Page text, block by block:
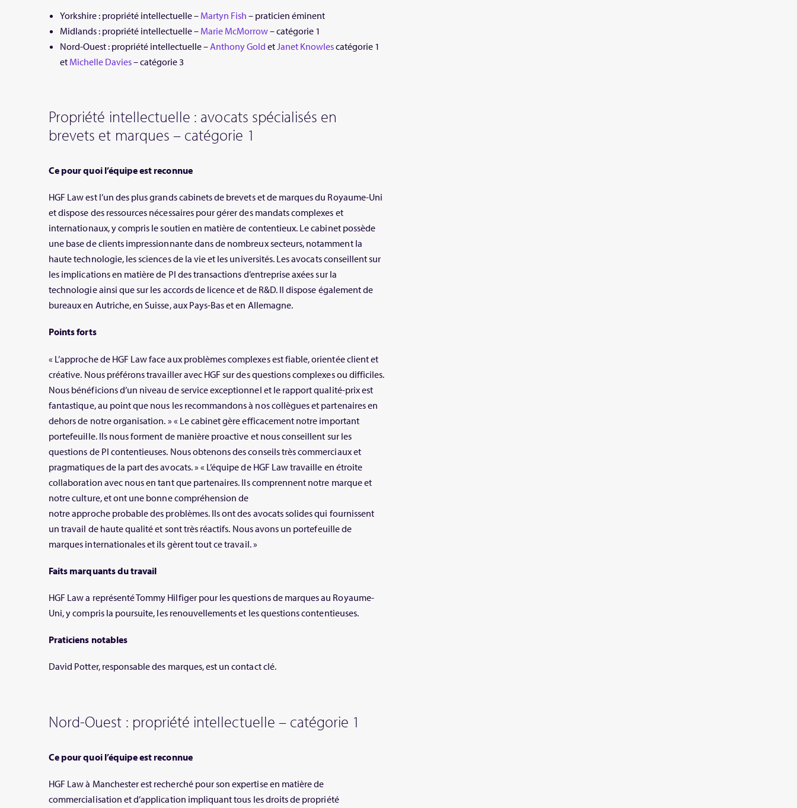
Yorkshire : propriété intellectuelle – Martyn Fish – praticien éminent
Midlands : propriété intellectuelle – Marie McMorrow– catégorie 1
Nord-Ouest : propriété intellectuelle – Anthony Gold et Janet Knowlescatégorie 1
et Michelle Davies– catégorie 3
Propriété intellectuelle : avocats spécialisés en
brevets et marques – catégorie 1
Ce pour quoi l’équipe est reconnue
HGF Law est l’un des plus grands cabinets de brevets et de marques du Royaume-Uni
et dispose des ressources nécessaires pour gérer des mandats complexes et
internationaux, y compris le soutien en matière de contentieux. Le cabinet possède
une base de clients impressionnante dans de nombreux secteurs, notamment la
haute technologie, les sciences de la vie et les universités. Les avocats conseillent sur
les implications en matière de PI des transactions d’entreprise axées sur la
technologie ainsi que sur les accords de licence et de R&D. Il dispose également de
bureaux en Autriche, en Suisse, aux Pays-Bas et en Allemagne.
Points forts
« L’approche de HGF Law face aux problèmes complexes est fiable, orientée client et
créative. Nous préférons travailler avec HGF sur des questions complexes ou difficiles.
Nous bénéficions d’un niveau de service exceptionnel et le rapport qualité-prix est
fantastique, au point que nous les recommandons à nos collègues et partenaires en
dehors de notre organisation. » « Le cabinet gère efficacement notre important
portefeuille. Ils nous forment de manière proactive et nous conseillent sur les
questions de PI contentieuses. Nous obtenons des conseils très commerciaux et
pragmatiques de la part des avocats. » « L’équipe de HGF Law travaille en étroite
collaboration avec nous en tant que partenaires. Ils comprennent notre marque et
notre culture, et ont une bonne compréhension de
notre approche probable des problèmes. Ils ont des avocats solides qui fournissent
un travail de haute qualité et sont très réactifs. Nous avons un portefeuille de
marques internationales et ils gèrent tout ce travail. »
Faits marquants du travail
HGF Law a représenté Tommy Hilfiger pour les questions de marques au Royaume-
Uni, y compris la poursuite, les renouvellements et les questions contentieuses.
Praticiens notables
David Potter, responsable des marques, est un contact clé.
Nord-Ouest : propriété intellectuelle – catégorie 1
Ce pour quoi l’équipe est reconnue
HGF Law à Manchester est recherché pour son expertise en matière de
commercialisation et d’application impliquant tous les droits de propriété